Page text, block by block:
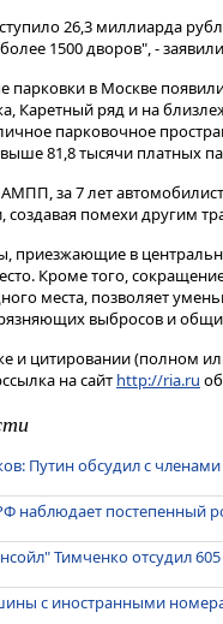
26,3 миллиарда
1500 дворов", -
парковки в Москве
Каретный ряд и на
парковочное
81,8 тысячи платных
за 7 лет
создавая помехи другим
приезжающие в
Кроме того,
места, позволяет
выбросов и
и цитировании (полном
на сайт http://ria.ru
Путин обсудил с
наблюдает постепенный
Тимченко отсудил
с иностранными